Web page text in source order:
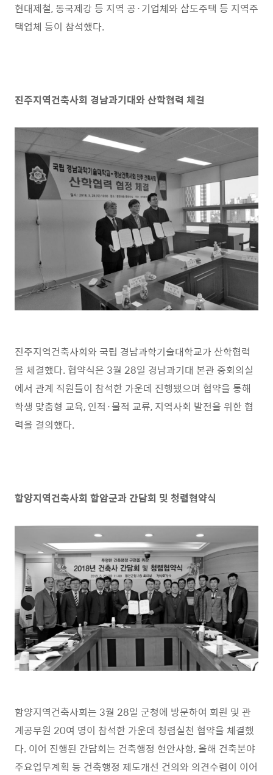
현대제철,동국제강 등 지역 공·기업체와 삼도주택 등 지역주
택업체 등이 참석했다.
진주지역건축사회 경남과기대와 산학협력 체결
진주지역건축사회와 국립 경남과학기술대학교가 산학협력
을 체결했다. 협약식은 3월 28일 경남과기대 본관 중회의실
에서 관계 직원들이 참석한 가운데 진행됐으며 협약을 통해
학생 맞춤형 교육, 인적 ·물적 교류, 지역사회 발전을 위한 협
력을 결의했다.
함양지역건축사회 함암군과 간담회 및 청렴협약식
함양지역건축사회는 3월 28일 군청에 방문하여 회원 및 관
계공무원 20여 명이 참석한 가운데 청렴실천 협약을 체결했
다. 이어 진행된 간담회는 건축행정 현안사항,올해 건축분야
주요업무계획 등 건축행정 제도개선 건의와 의견수렴이 이어